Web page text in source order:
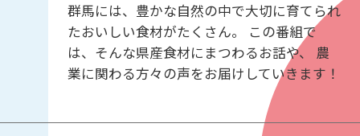
群馬には、豊かな自然の中で大切に育てられ
たおいしい食材がたくさん。 この番組で
は、そんな県産食材にまつわるお話や、 農
業に関わる方々の声をお届けしていきます！